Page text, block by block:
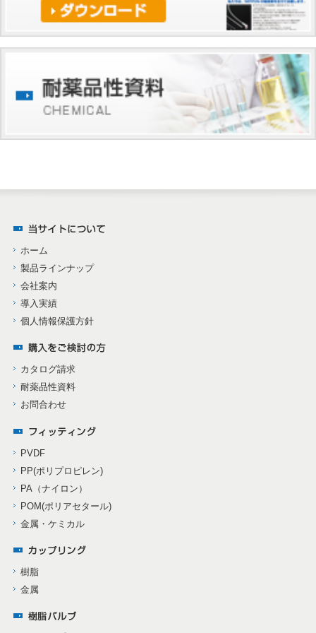
ホーム
製品ラインナップ
会社案内
導入実績
個人情報保護方針
カタログ請求
耐薬品性資料
お問合わせ
PVDF
PP(ポリプロピレン)
PA（ナイロン）
POM(ポリアセタール)
金属・ケミカル
樹脂
金属